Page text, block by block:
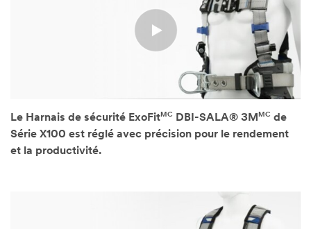
Le Harnais de sécurité ExoFitMC DBI-SALA® 3M MC de
Série X100 est réglé avec précision pour le rendement
et la productivité.